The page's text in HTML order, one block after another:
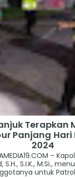
Terapkan
Panjang Hari
2024
–
S.I.K., M.Si.,
untuk